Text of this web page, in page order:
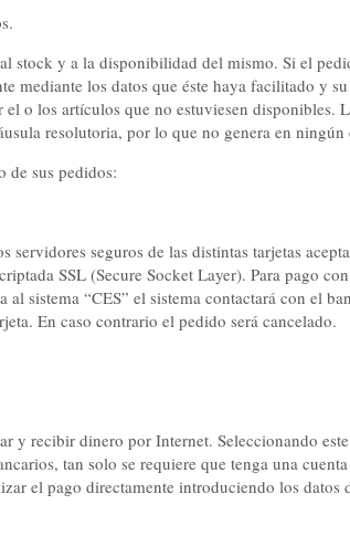
stock y a la disponibilidad del mismo. Si el
mediante los datos que éste haya facilitado y
o los artículos que no estuviesen
resolutoria, por lo que no genera en
de sus pedidos:
seguros de las distintas tarjetas
SSL (Secure Socket Layer). Para pago
sistema “CES” el sistema contactará con el
En caso contrario el pedido será cancelado.
y recibir dinero por Internet. Seleccionando
tan solo se requiere que tenga una
el pago directamente introduciendo los